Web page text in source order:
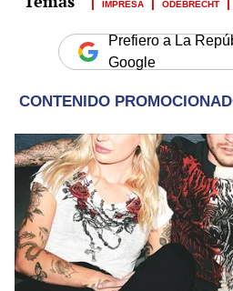
IMPRESA ODEBRECHT
Prefiero a La
Google